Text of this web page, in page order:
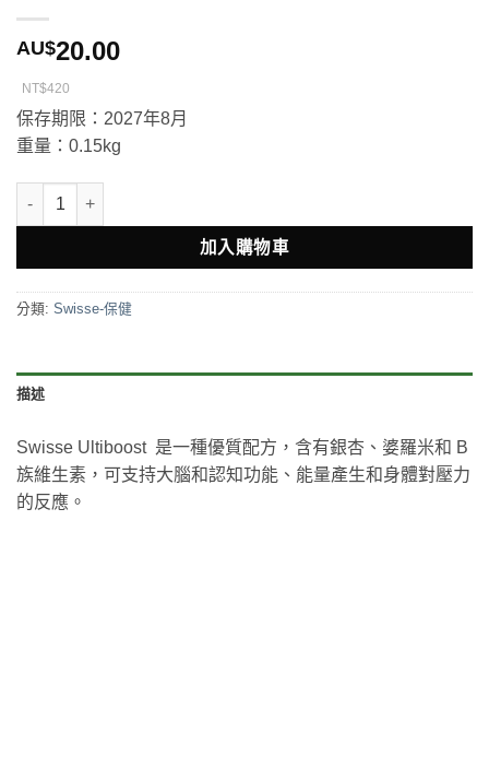
AU$20.00
NT$420
保存期限：2027年8月
重量：0.15kg
Swisse Memory + Focusis 銀杏記憶力片50片 數量
加入購物車
分類: Swisse-保健
描述
Swisse Ultiboost 是一種優質配方，含有銀杏、婆羅米和 B
族維生素，可支持大腦和認知功能、能量產生和身體對壓力
的反應。